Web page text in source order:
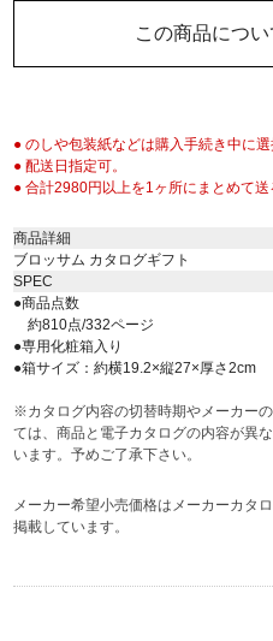
この商品につ
● のしや包装紙などは購入手続き中に選
● 配送日指定可。
● 合計2980円以上を1ヶ所にまとめて送
商品詳細
ブロッサム カタログギフト
SPEC
●商品点数
約810点/332ページ
●専用化粧箱入り
●箱サイズ：約横19.2×縦27×厚さ2cm
※カタログ内容の切替時期やメーカー
ては、商品と電子カタログの内容が異
います。予めご了承下さい。
メーカー希望小売価格はメーカーカタ
掲載しています。